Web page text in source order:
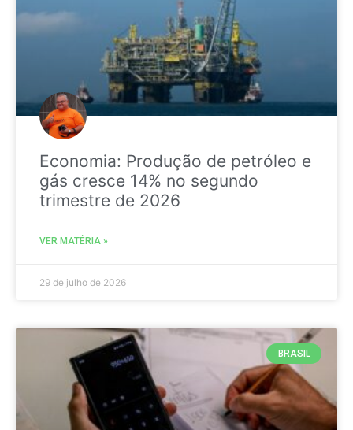
Economia: Produção de petróleo e
gás cresce 14% no segundo
trimestre de 2026
VER MATÉRIA »
29 de julho de 2026
BRASIL